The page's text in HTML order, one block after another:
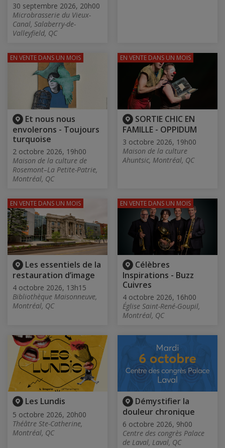
30 septembre 2026, 20h00
Microbrasserie du Vieux-
Canal, Salaberry-de-
Valleyfield, QC
Et nous nous
envolerons - Toujours
turquoise
2 octobre 2026, 19h00
Maison de la culture de
Rosemont–La Petite-Patrie,
Montréal, QC
EN VENTE DANS UN MOIS
SORTIE CHIC EN
FAMILLE - OPPIDUM
3 octobre 2026, 19h00
Maison de la culture
Ahuntsic, Montréal, QC
EN VENTE DANS UN MOIS
Les essentiels de la
restauration d’image
4 octobre 2026, 13h15
Bibliothèque Maisonneuve,
Montréal, QC
EN VENTE DANS UN MOIS
Célèbres
Inspirations - Buzz
Cuivres
4 octobre 2026, 16h00
Église Saint-René-Goupil,
Montréal, QC
EN VENTE DANS UN MOIS
Les Lundis
5 octobre 2026, 20h00
Théâtre Ste-Catherine,
Montréal, QC
Démystifier la
douleur chronique
6 octobre 2026, 9h00
Centre des congrès Palace
de Laval, Laval, QC